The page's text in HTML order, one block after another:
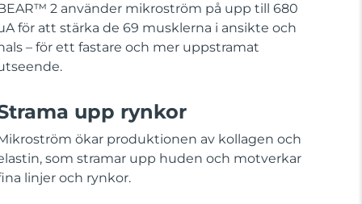
2 använder mikroström på upp till 680
för att stärka de 69 musklerna i ansikte och
– för ett fastare och mer uppstramat
upp rynkor
ökar produktionen av kollagen och
som stramar upp huden och motverkar
linjer och rynkor.